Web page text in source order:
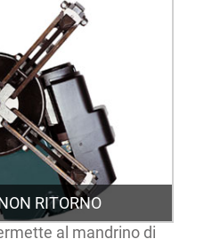
RITORNO
al mandrino di